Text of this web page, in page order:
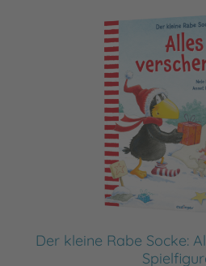
Der kleine Rabe Socke: